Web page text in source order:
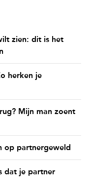
zien: dit is het
herken je
Mijn man zoent
op partnergeweld
dat je partner